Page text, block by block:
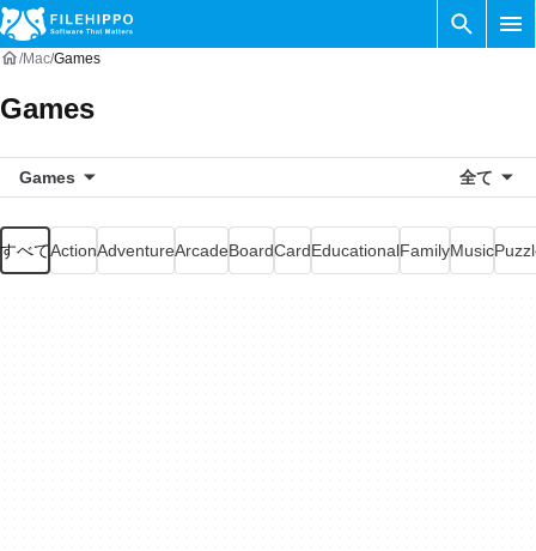
Mac Games
Games
Games 全て
すべてActionAdventureArcadeBoardCardEducationalFamilyMusic